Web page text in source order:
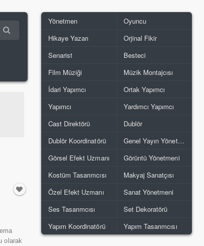
olarak
Yönetmen
Oyuncu
Hikaye Yazarı
Orjinal Fikir
Senarist
Besteci
Film Müziği
Müzik Montajcısı
İdari Yapımcı
Ortak Yapımcı
Yapımcı
Yardımcı Yapımcı
Cast Direktörü
Dublör
Dublör Koordinatörü
Genel Yayın Yönetmeni
Görsel Efekt Uzmanı
Görüntü Yönetmeni
Kostüm Tasarımcısı
Makyaj Sanatçısı
Özel Efekt Uzmanı
Sanat Yönetmeni
Ses Tasarımcısı
Set Dekoratörü
Yapım Koordinatörü
Yapım Tasarımcısı